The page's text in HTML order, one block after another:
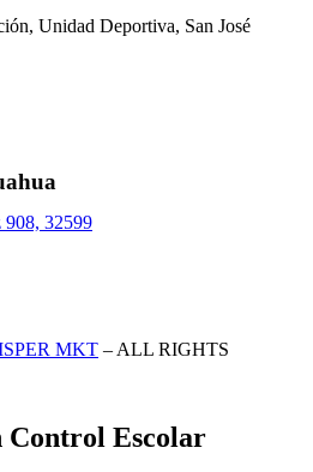
Unidad Deportiva, San José
908, 32599
MKT – ALL RIGHTS
Control Escolar